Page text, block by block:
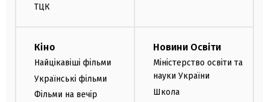
ТЦК
Кіно
Найцікавіші фільми
Українські фільми
Фільми на вечір
Новини Освіти
Міністерство освіти та
науки України
Школа